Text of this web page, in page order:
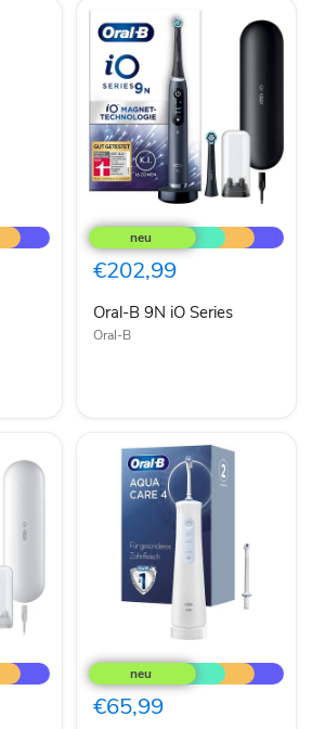
B
9N
iO
Series
€202,99
Oral-B 9N iO Series
Oral-B
B
AquaCare
4
Munddusche
€65,99